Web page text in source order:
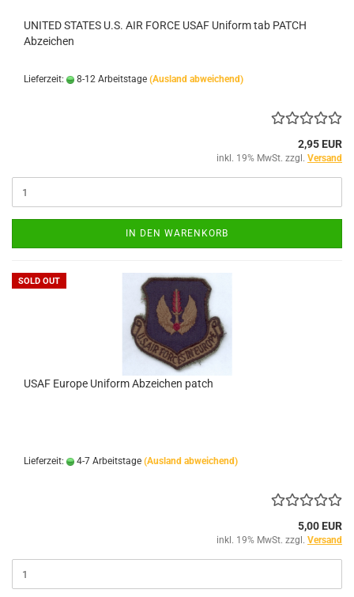
UNITED STATES U.S. AIR FORCE USAF Uniform tab PATCH
Abzeichen
Lieferzeit: 8-12 Arbeitstage (Ausland abweichend)
2,95 EUR
inkl. 19% MwSt. zzgl. Versand
IN DEN WARENKORB
SOLD OUT
USAF Europe Uniform Abzeichen patch
Lieferzeit: 4-7 Arbeitstage (Ausland abweichend)
5,00 EUR
inkl. 19% MwSt. zzgl. Versand